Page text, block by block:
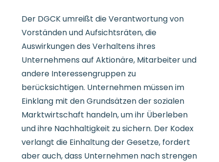
Der DGCK umreißt die Verantwortung von
Vorständen und Aufsichtsräten, die
Auswirkungen des Verhaltens ihres
Unternehmens auf Aktionäre, Mitarbeiter und
andere Interessengruppen zu
berücksichtigen. Unternehmen müssen im
Einklang mit den Grundsätzen der sozialen
Marktwirtschaft handeln, um ihr Überleben
und ihre Nachhaltigkeit zu sichern. Der Kodex
verlangt die Einhaltung der Gesetze, fordert
aber auch, dass Unternehmen nach strengen